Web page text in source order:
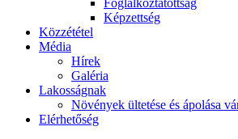
Foglalkoztatottság
Képzettség
Közzététel
Média
Hírek
Galéria
Lakosságnak
Növények ültetése és ápolása
Elérhetőség